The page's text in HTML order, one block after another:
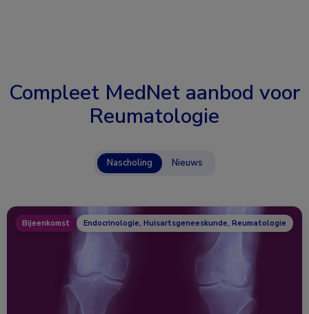
Compleet MedNet aanbod voor
Reumatologie
Nascholing Nieuws
Bijeenkomst Endocrinologie, Huisartsgeneeskunde, Reumatologie